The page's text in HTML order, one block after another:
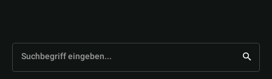
Suchbegriff eingeben...